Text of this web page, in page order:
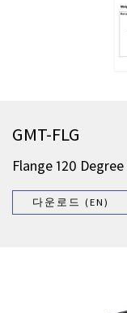
GMT-FLG
Flange 120
다운로드 (EN)